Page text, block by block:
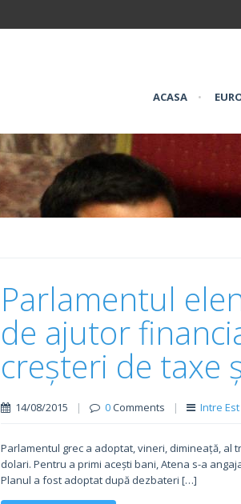
ACASA •
Parlamentul
de ajutor
creșteri de taxe
14/08/2015 | 0Comments | Intre
Parlamentul grec a adoptat, vineri, dimineață,
dolari. Pentru a primi acești bani, Atena s-a
Planul a fost adoptat după dezbateri […]